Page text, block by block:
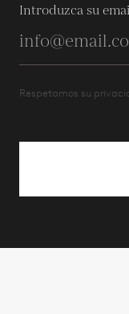
Introduzca su
Respetamos su